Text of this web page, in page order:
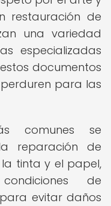
restauración de
una variedad
especializadas
documentos
para las
comunes se
reparación de
tinta y el papel,
de
evitar daños